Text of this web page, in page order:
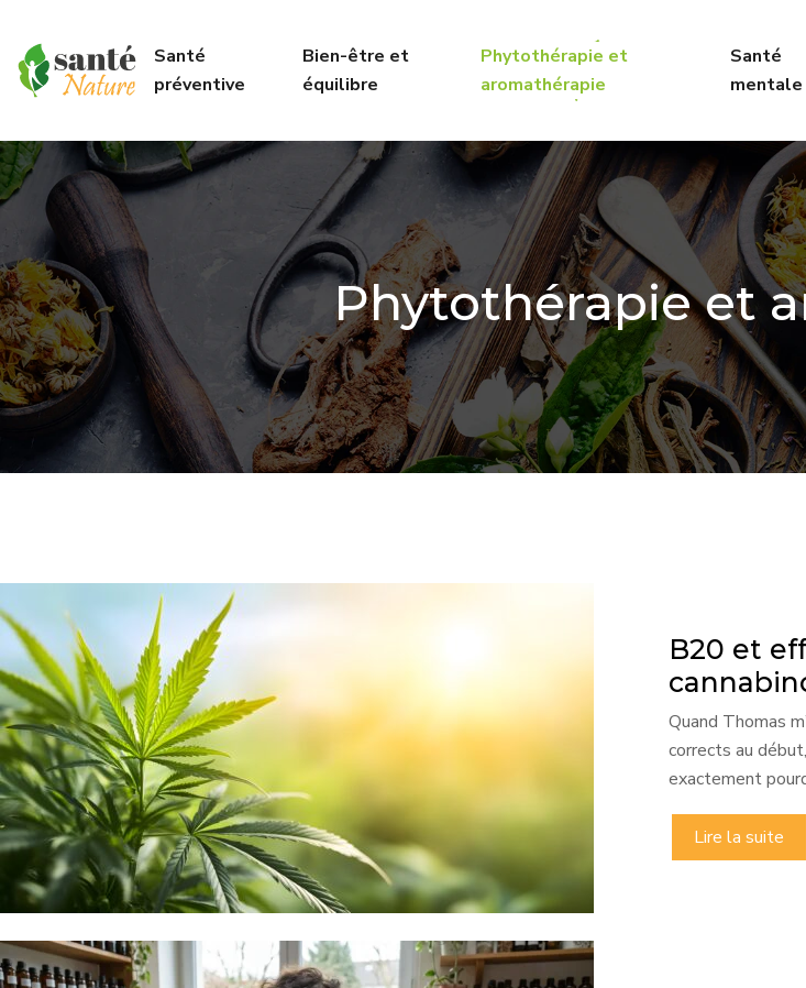
Santé
préventive
Bien-être et
équilibre
Phytothérapie et
aromathérapie
Santé
mentale
Phytothérapie et
B20 et
Quand Thomas
corrects au
exactement
Lire la suite